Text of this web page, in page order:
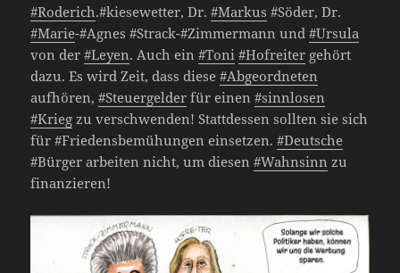
#Roderich.#kiesewetter, Dr.#Markus #Söder, Dr.
#Marie-#Agnes #Strack-#Zimmermann und#Ursula
von der#Leyen. Auch ein#Toni #Hofreiter gehört
dazu. Es wird Zeit, dass diese#Abgeordneten
aufhören,#Steuergelder für einen#sinnlosen
#Krieg zu verschwenden! Stattdessen sollten sie sich
für #Friedensbemühungen einsetzen.#Deutsche
#Bürger arbeiten nicht, um diesen#Wahnsinn zu
finanzieren!